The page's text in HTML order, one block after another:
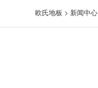
欧氏地板 > 新闻中心